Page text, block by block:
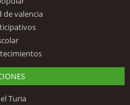
de valencia
Turia